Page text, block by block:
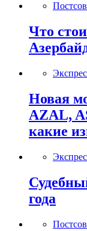
Что
Новая
AZAL,
какие
года